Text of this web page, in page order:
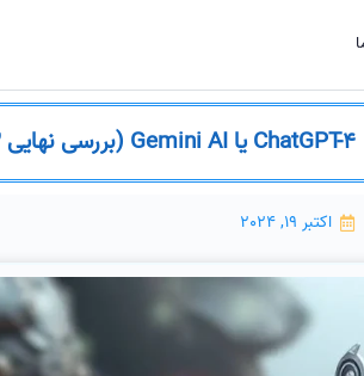
ChatGPT-4 یا Gemini AI (بررسی نهایی 1403)
اکتبر 19, 2024